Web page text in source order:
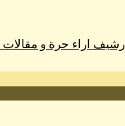
اراء حرة و مقالات